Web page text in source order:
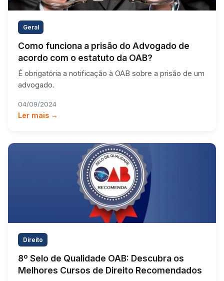
Geral
Como funciona a prisão do Advogado de
acordo com o estatuto da OAB?
É obrigatória a notificação à OAB sobre a prisão de um
advogado.
04/09/2024
Ler mais →
Direito
8º Selo de Qualidade OAB: Descubra os
Melhores Cursos de Direito Recomendados